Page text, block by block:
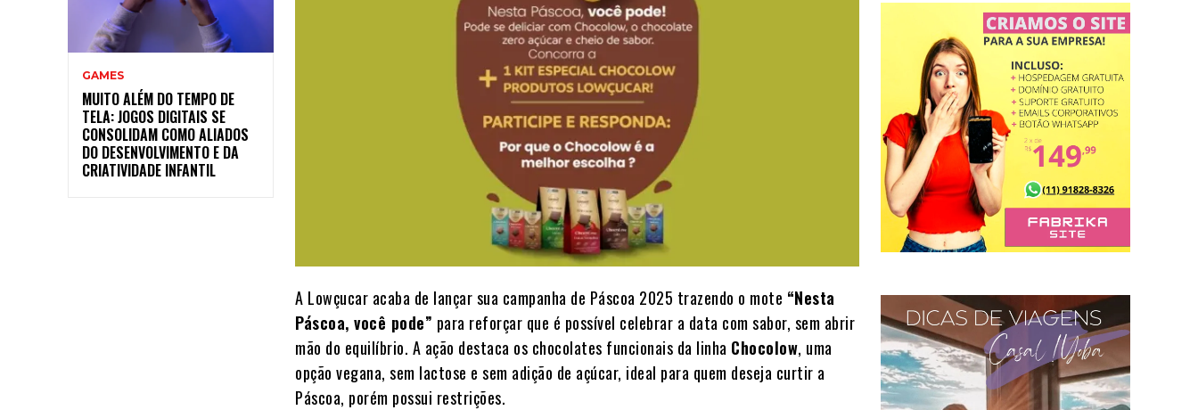
GAMES
MUITO ALÉM DO TEMPO DE
TELA: JOGOS DIGITAIS SE
CONSOLIDAM COMO ALIADOS
DO DESENVOLVIMENTO E DA
CRIATIVIDADE INFANTIL
A Lowçucar acaba de lançar sua campanha de Páscoa 2025 trazendo o mote “Nesta
Páscoa, você pode” para reforçar que é possível celebrar a data com sabor, sem abrir
mão do equilíbrio. A ação destaca os chocolates funcionais da linha Chocolow, uma
opção vegana, sem lactose e sem adição de açúcar, ideal para quem deseja curtir a
Páscoa, porém possui restrições.